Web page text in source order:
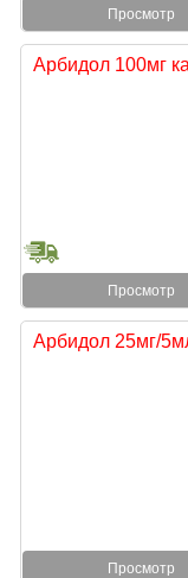
Просмотр
Арбидол 100мг
Просмотр
Арбидол 25мг/
Просмотр